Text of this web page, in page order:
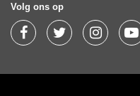
Volg ons op